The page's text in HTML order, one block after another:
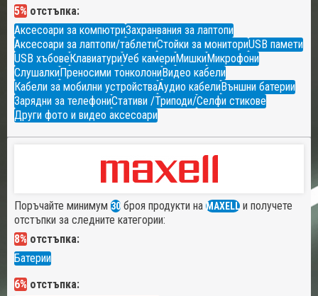
5% отстъпка:
Аксесоари за компютриЗахранвания за лаптопи
Аксесоари за лаптопи/таблетиСтойки за мониториUSB памети
USB хъбовеКлавиатуриУеб камериМишкиМикрофони
СлушалкиПреносими тонколониВидео кабели
Кабели за мобилни устройстваАудио кабелиВъншни батерии
Зарядни за телефониСтативи /Триподи/Селфи стикове
Други фото и видео аксесоари
Поръчайте минимум 30 броя продукти на MAXELL и получете
отстъпки за следните категории:
8% отстъпка:
Батерии
6% отстъпка: